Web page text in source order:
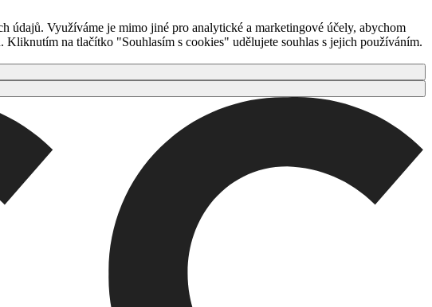
údajů. Využíváme je mimo jiné pro analytické a marketingové účely, abychom
na tlačítko "Souhlasím s cookies" udělujete souhlas s jejich používáním.